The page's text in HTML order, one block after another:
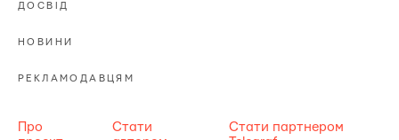
ДОСВІД
НОВИНИ
РЕКЛАМОДАВЦЯМ
Про
Стати
Стати партнером